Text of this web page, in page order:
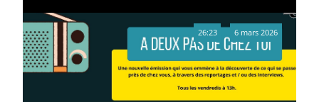
26:23 6 mars 2026